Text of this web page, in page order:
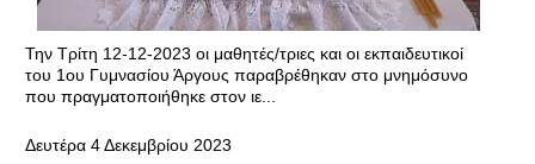
Την Τρίτη 12-12-2023 οι μαθητές/τριες και οι εκπαιδευτικοί
του 1ου Γυμνασίου Άργους παραβρέθηκαν στο μνημόσυνο
που πραγματοποιήθηκε στον ιε...
Δευτέρα 4 Δεκεμβρίου 2023